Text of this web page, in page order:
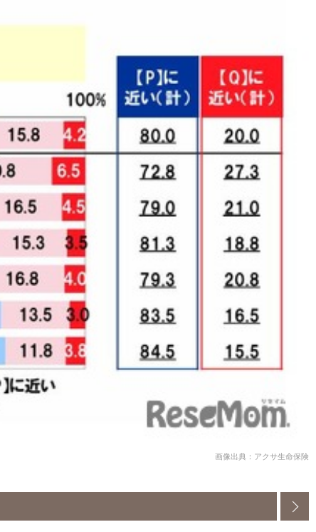
画像出典：アクサ生命保険